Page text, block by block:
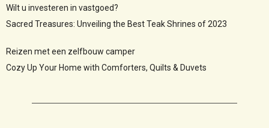
Wilt u investeren in vastgoed?
Sacred Treasures: Unveiling the Best Teak Shrines of 2023
Reizen met een zelfbouw camper
Cozy Up Your Home with Comforters, Quilts & Duvets